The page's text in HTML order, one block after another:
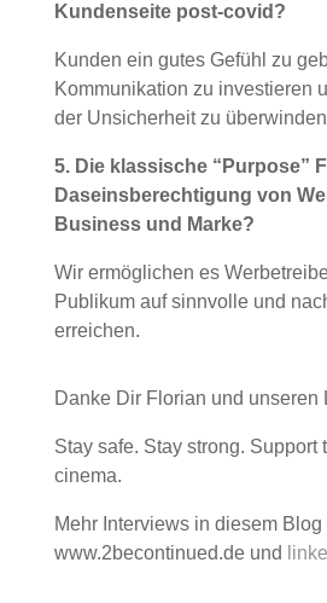
Kundenseite post-covid?
Kunden ein gutes Gefühl zu
Kommunikation zu investieren
der Unsicherheit zu
5. Die klassische “Purpose”
Daseinsberechtigung von
Business und Marke?
Wir ermöglichen es
Publikum auf sinnvolle und
erreichen.
Danke Dir Florian und unseren
Stay safe. Stay strong. Support
cinema.
Mehr Interviews in diesem Blog
www.2becontinued.de und